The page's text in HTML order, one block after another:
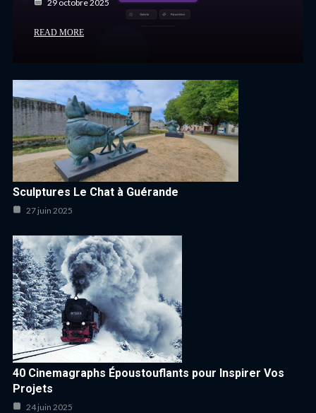
29 octobre 2025
READ MORE
Sculptures Le Chat à Guérande
27 juin 2025
40 Cinemagraphs Époustouflants pour Inspirer Vos
Projets
24 juin 2025